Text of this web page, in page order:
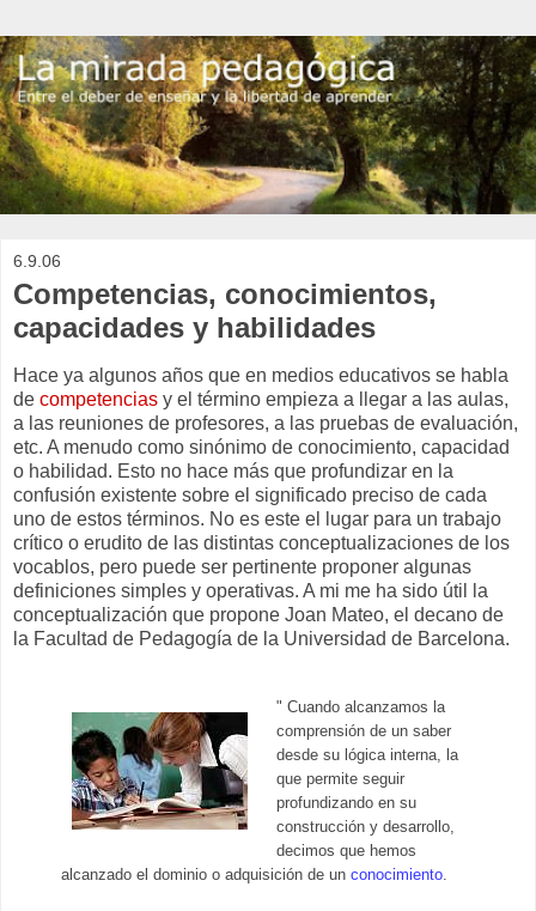
6.9.06
Competencias, conocimientos,
capacidades y habilidades
Hace ya algunos años que en medios educativos se habla
de competencias y el término empieza a llegar a las aulas,
a las reuniones de profesores, a las pruebas de evaluación,
etc. A menudo como sinónimo de conocimiento, capacidad
o habilidad. Esto no hace más que profundizar en la
confusión existente sobre el significado preciso de cada
uno de estos términos. No es este el lugar para un trabajo
crítico o erudito de las distintas conceptualizaciones de los
vocablos, pero puede ser pertinente proponer algunas
definiciones simples y operativas. A mi me ha sido útil la
conceptualización que propone Joan Mateo, el decano de
la Facultad de Pedagogía de la Universidad de Barcelona.
" Cuando alcanzamos la
comprensión de un saber
desde su lógica interna, la
que permite seguir
profundizando en su
construcción y desarrollo,
decimos que hemos
alcanzado el dominio o adquisición de un conocimiento